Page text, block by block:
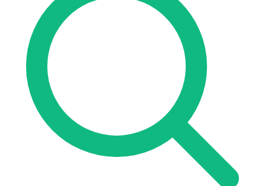
Asesoría SEO Estudio de Enlazado Auditoría SEO
Consultoría SEO
Cómo funciona
Idioma
🇪🇸 ES
🇬🇧 EN
Acceder